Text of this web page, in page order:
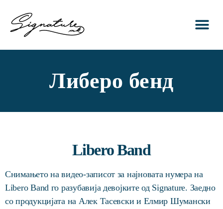
Либеро бенд
Libero Band
Снимањето на видео-записот за најновата нумера на
Libero Band го разубавија девојките од Signature. Заедно
со продукцијата на Алек Тасевски и Елмир Шумански